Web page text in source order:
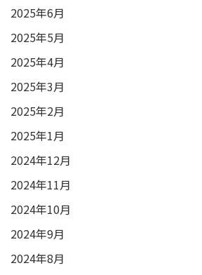
2025年6月
2025年5月
2025年4月
2025年3月
2025年2月
2025年1月
2024年12月
2024年11月
2024年10月
2024年9月
2024年8月